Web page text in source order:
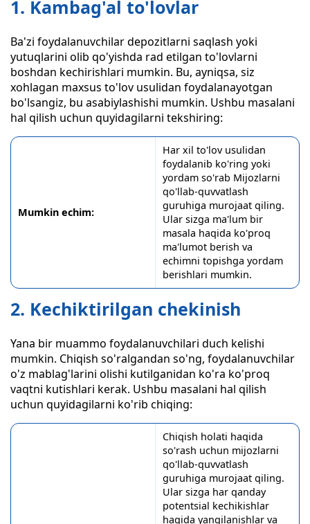
1. Kambag'al to'lovlar
Ba'zi foydalanuvchilar depozitlarni saqlash yoki
yutuqlarini olib qo'yishda rad etilgan to'lovlarni
boshdan kechirishlari mumkin. Bu, ayniqsa, siz
xohlagan maxsus to'lov usulidan foydalanayotgan
bo'lsangiz, bu asabiylashishi mumkin. Ushbu masalani
hal qilish uchun quyidagilarni tekshiring:
Mumkin echim:
Har xil to'lov usulidan
foydalanib ko'ring yoki
yordam so'rab Mijozlarni
qo'llab-quvvatlash
guruhiga murojaat qiling.
Ular sizga ma'lum bir
masala haqida ko'proq
ma'lumot berish va
echimni topishga yordam
berishlari mumkin.
2. Kechiktirilgan chekinish
Yana bir muammo foydalanuvchilari duch kelishi
mumkin. Chiqish so'ralgandan so'ng, foydalanuvchilar
o'z mablag'larini olishi kutilganidan ko'ra ko'proq
vaqtni kutishlari kerak. Ushbu masalani hal qilish
uchun quyidagilarni ko'rib chiqing:
Chiqish holati haqida
so'rash uchun mijozlarni
qo'llab-quvvatlash
guruhiga murojaat qiling.
Ular sizga har qanday
potentsial kechikishlar
haqida yangilanishlar va